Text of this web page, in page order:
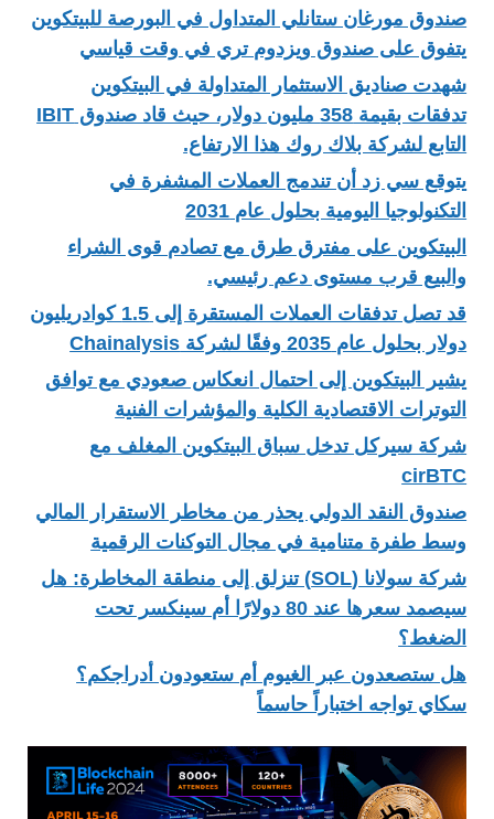
صندوق مورغان ستانلي المتداول في البورصة للبيتكوين
يتفوق على صندوق ويزدوم تري في وقت قياسي
شهدت صناديق الاستثمار المتداولة في البيتكوين
تدفقات بقيمة 358 مليون دولار، حيث قاد صندوق IBIT
التابع لشركة بلاك روك هذا الارتفاع.
يتوقع سي زد أن تندمج العملات المشفرة في
التكنولوجيا اليومية بحلول عام 2031
البيتكوين على مفترق طرق مع تصادم قوى الشراء
والبيع قرب مستوى دعم رئيسي.
قد تصل تدفقات العملات المستقرة إلى 1.5 كوادريليون
دولار بحلول عام 2035 وفقًا لشركة Chainalysis
يشير البيتكوين إلى احتمال انعكاس صعودي مع توافق
التوترات الاقتصادية الكلية والمؤشرات الفنية
شركة سيركل تدخل سباق البيتكوين المغلف مع
cirBTC
صندوق النقد الدولي يحذر من مخاطر الاستقرار المالي
وسط طفرة متنامية في مجال التوكنات الرقمية
شركة سولانا (SOL) تنزلق إلى منطقة المخاطرة: هل
سيصمد سعرها عند 80 دولارًا أم سينكسر تحت
الضغط؟
هل ستصعدون عبر الغيوم أم ستعودون أدراجكم؟
سكاي تواجه اختباراً حاسماً